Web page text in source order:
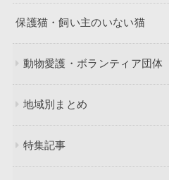
保護猫・飼い主のいない猫
動物愛護・ボランティア団体
地域別まとめ
特集記事